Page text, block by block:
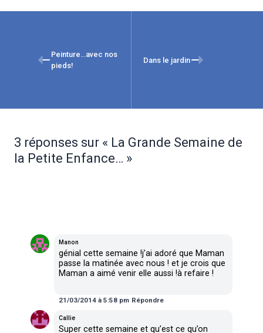
Dans le jardin
Peinture…avec nos
pieds!
3 réponses sur « La Grande Semaine de
la Petite Enfance… »
Manon
génial cette semaine !j’ai adoré que Maman
passe la matinée avec nous ! et je crois que
Maman a aimé venir elle aussi !à refaire !
21/03/2014 à 5:58 pm Répondre
Callie
Super cette semaine et qu’est ce qu’on